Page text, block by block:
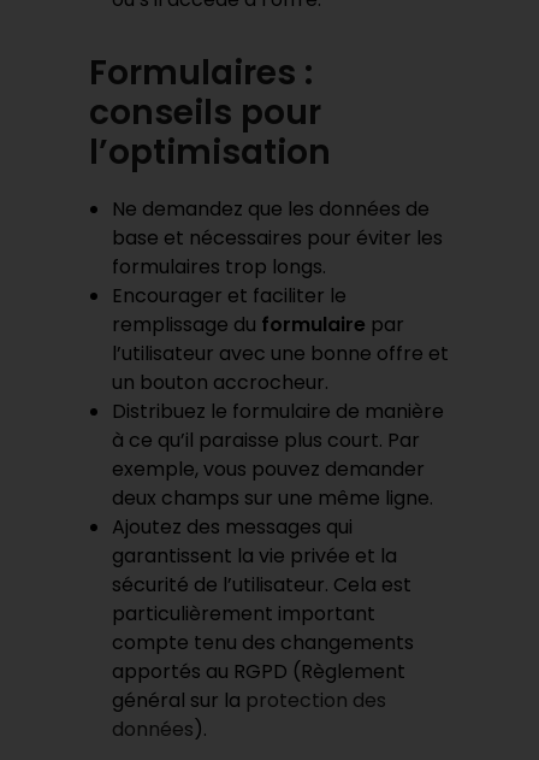
Formulaires :
conseils pour
l’optimisation
Ne demandez que les données de
base et nécessaires pour éviter les
formulaires trop longs.
Encourager et faciliter le
remplissage du formulaire par
l’utilisateur avec une bonne offre et
un bouton accrocheur.
Distribuez le formulaire de manière
à ce qu’il paraisse plus court. Par
exemple, vous pouvez demander
deux champs sur une même ligne.
Ajoutez des messages qui
garantissent la vie privée et la
sécurité de l’utilisateur. Cela est
particulièrement important
compte tenu des changements
apportés au RGPD (Règlement
général sur la protection des
données).